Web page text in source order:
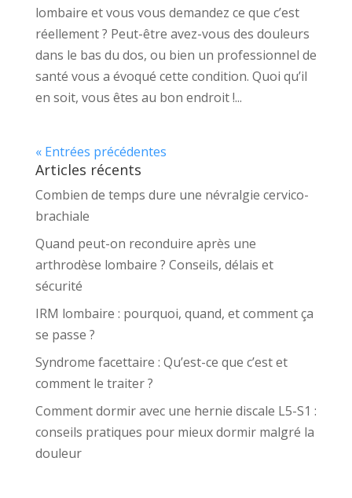
lombaire et vous vous demandez ce que c’est
réellement ? Peut-être avez-vous des douleurs
dans le bas du dos, ou bien un professionnel de
santé vous a évoqué cette condition. Quoi qu’il
en soit, vous êtes au bon endroit !...
« Entrées précédentes
Articles récents
Combien de temps dure une névralgie cervico-
brachiale
Quand peut-on reconduire après une
arthrodèse lombaire ? Conseils, délais et
sécurité
IRM lombaire : pourquoi, quand, et comment ça
se passe ?
Syndrome facettaire : Qu’est-ce que c’est et
comment le traiter ?
Comment dormir avec une hernie discale L5-S1 :
conseils pratiques pour mieux dormir malgré la
douleur